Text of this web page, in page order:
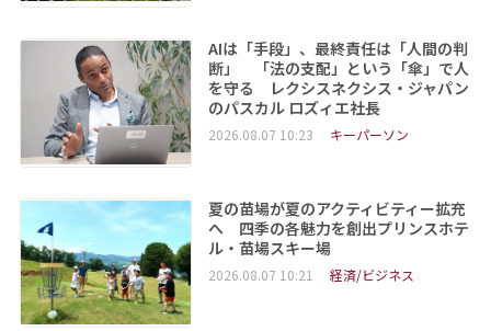
AIは「手段」、最終責任は「人間の判
断」 「法の支配」という「傘」で人
を守る レクシスネクシス・ジャパン
のパスカル ロズィエ社長
2026.08.07 10:23 キーパーソン
夏の苗場が夏のアクティビティー拡充
へ 四季の各魅力を創出プリンスホテ
ル・苗場スキー場
2026.08.07 10:21 経済/ビジネス